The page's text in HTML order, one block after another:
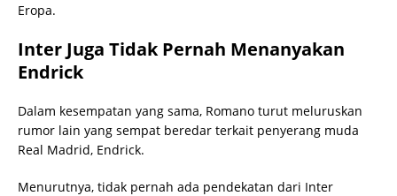
Eropa.
Inter Juga Tidak Pernah Menanyakan
Endrick
Dalam kesempatan yang sama, Romano turut meluruskan
rumor lain yang sempat beredar terkait penyerang muda
Real Madrid, Endrick.
Menurutnya, tidak pernah ada pendekatan dari Inter